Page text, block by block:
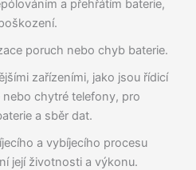
a přehřátím baterie,
poruch nebo chyb baterie.
zařízeními, jako jsou řídicí
chytré telefony, pro
a sběr dat.
a vybíjecího procesu
její životnosti a výkonu.